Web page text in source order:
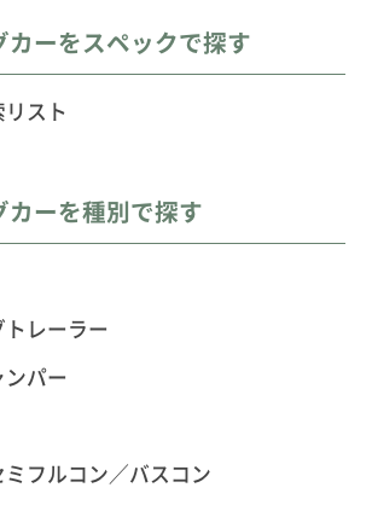
カーをスペックで探す
スト
カーを種別で探す
レーラー
ンパー
フルコン／バスコン